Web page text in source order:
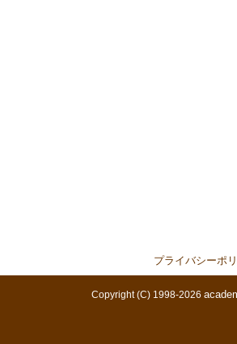
プライバシーポ
Copyright (C) 1998-2026